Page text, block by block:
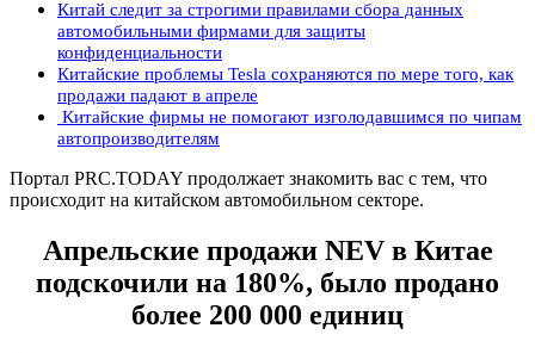
Китай следит за строгими правилами сбора данных
автомобильными фирмами для защиты
конфиденциальности
Китайские проблемы Tesla сохраняются по мере того, как
продажи падают в апреле
Китайские фирмы не помогают изголодавшимся по чипам
автопроизводителям
Портал PRC.TODAY продолжает знакомить вас с тем, что
происходит на китайском автомобильном секторе.
Апрельские продажи NEV в Китае
подскочили на 180%, было продано
более 200 000 единиц